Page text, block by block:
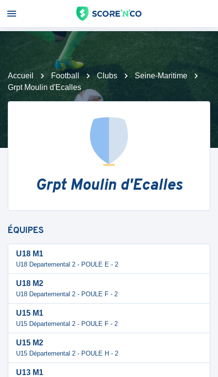
Accueil Football Clubs
Seine-Maritime
Grpt Moulin d'Ecalles
Grpt Moulin d'Ecalles
ÉQUIPES
U18 M1
U18 Departemental 2 - POULE E - 2
U18 M2
U18 Departemental 2 - POULE F - 2
U15 M1
U15 Départemental 2 - POULE F - 2
U15 M2
U15 Départemental 2 - POULE H - 2
U13 M1